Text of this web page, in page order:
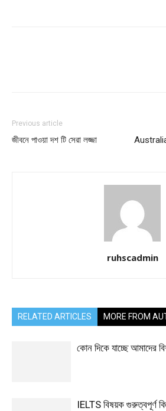
Previous article
জীবনে পাওয়া দশ টি সেরা লজ্জা
ruhscadmin
RELATED ARTICLES MORE FROM
কোন দিকে যাচ্ছে আমাদের
IELTS বিষয়ক গুরুত্বপূর্ণ